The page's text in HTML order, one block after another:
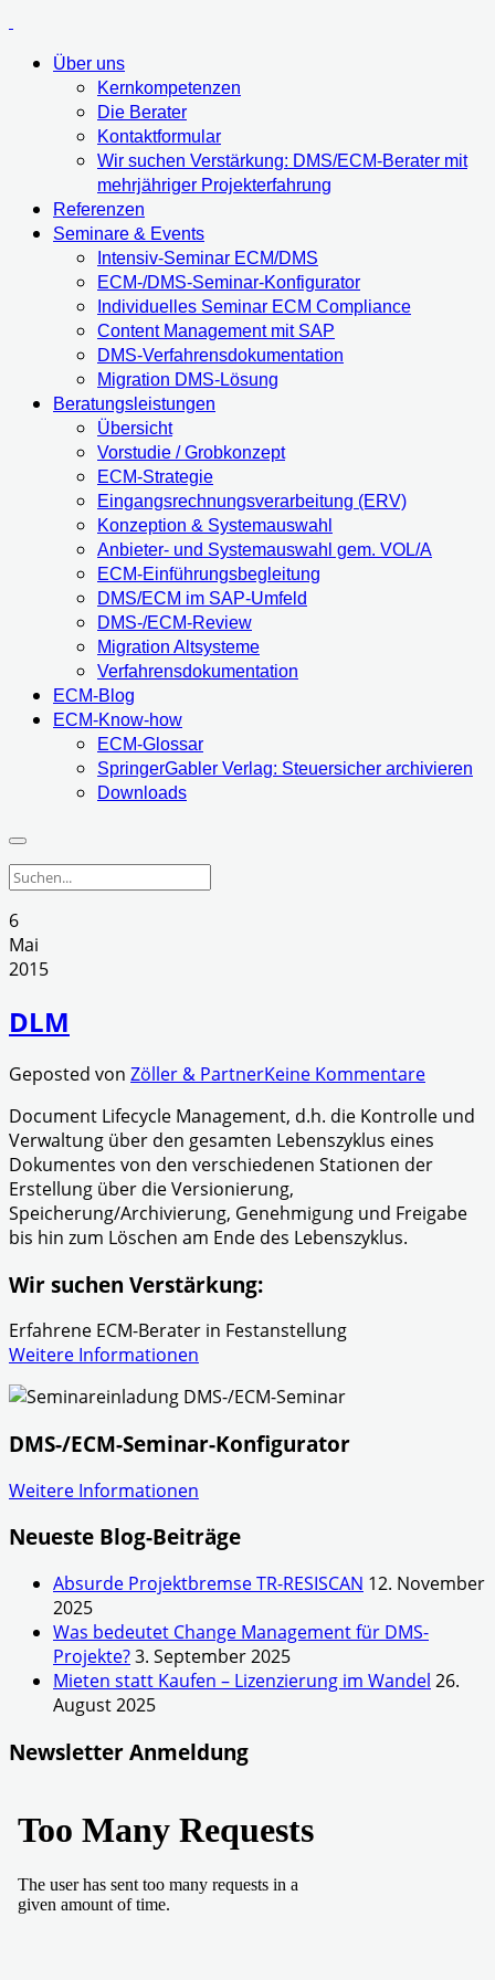
Über uns
Kernkompetenzen
Die Berater
Kontaktformular
Wir suchen Verstärkung: DMS/ECM-Berater mit
mehrjähriger Projekterfahrung
Referenzen
Seminare & Events
Intensiv-Seminar ECM/DMS
ECM-/DMS-Seminar-Konfigurator
Individuelles Seminar ECM Compliance
Content Management mit SAP
DMS-Verfahrensdokumentation
Migration DMS-Lösung
Beratungsleistungen
Übersicht
Vorstudie / Grobkonzept
ECM-Strategie
Eingangsrechnungsverarbeitung (ERV)
Konzeption & Systemauswahl
Anbieter- und Systemauswahl gem. VOL/A
ECM-Einführungsbegleitung
DMS/ECM im SAP-Umfeld
DMS-/ECM-Review
Migration Altsysteme
Verfahrensdokumentation
ECM-Blog
ECM-Know-how
ECM-Glossar
SpringerGabler Verlag: Steuersicher archivieren
Downloads
6
Mai
2015
DLM
Geposted von Zöller & PartnerKeine Kommentare
Document Lifecycle Management, d.h. die Kontrolle und
Verwaltung über den gesamten Lebenszyklus eines
Dokumentes von den verschiedenen Stationen der
Erstellung über die Versionierung,
Speicherung/Archivierung, Genehmigung und Freigabe
bis hin zum Löschen am Ende des Lebenszyklus.
Wir suchen Verstärkung:
Erfahrene ECM-Berater in Festanstellung
Weitere Informationen
DMS-/ECM-Seminar-Konfigurator
Weitere Informationen
Neueste Blog-Beiträge
Absurde Projektbremse TR-RESISCAN 12. November
2025
Was bedeutet Change Management für DMS-
Projekte?3. September 2025
Mieten statt Kaufen – Lizenzierung im Wandel 26.
August 2025
Newsletter Anmeldung